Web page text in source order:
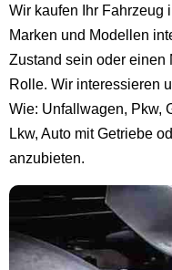
Wir kaufen Ihr Fahrzeug
Marken und Modellen
Zustand sein oder einen
Rolle. Wir interessieren
Wie: Unfallwagen, Pkw,
Lkw, Auto mit Getriebe
anzubieten.